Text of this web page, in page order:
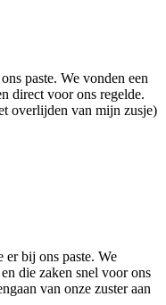
paste. We vonden een
direct voor ons regelde.
overlijden van mijn zusje)
bij ons paste. We
die zaken snel voor ons
van onze zuster aan